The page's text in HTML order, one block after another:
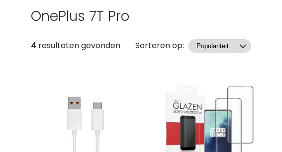
OnePlus 7T Pro
Producten
4 resultaten gevonden Sorteren op: